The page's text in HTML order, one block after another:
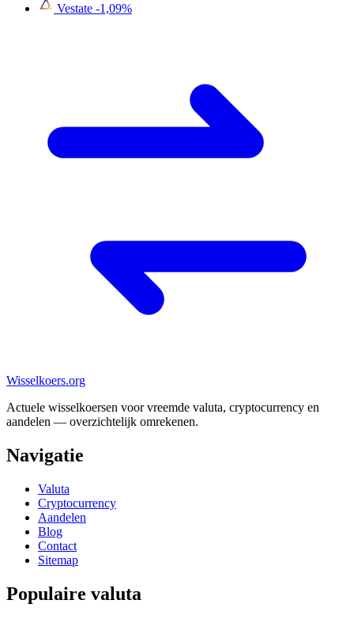
Vestate -1,09%
Wisselkoers.org
Actuele wisselkoersen voor vreemde valuta, cryptocurrency en
aandelen — overzichtelijk omrekenen.
Navigatie
Valuta
Cryptocurrency
Aandelen
Blog
Contact
Sitemap
Populaire valuta